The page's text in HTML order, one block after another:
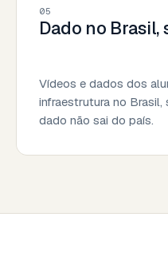
05
Dado no Brasil,
Vídeos e dados dos
infraestrutura no Brasil,
dado não sai do país.